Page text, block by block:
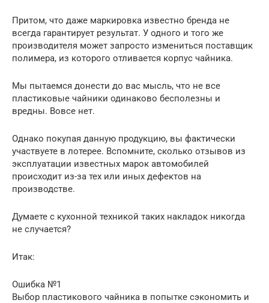
Притом, что даже маркировка известно бренда не
всегда гарантирует результат. У одного и того же
производителя может запросто измениться поставщик
полимера, из которого отливается корпус чайника.
Мы пытаемся донести до вас мысль, что не все
пластиковые чайники одинаково бесполезны и
вредны. Вовсе нет.
Однако покупая данную продукцию, вы фактически
участвуете в лотерее. Вспомните, сколько отзывов из
эксплуатации известных марок автомобилей
происходит из-за тех или иных дефектов на
производстве.
Думаете с кухонной техникой таких накладок никогда
не случается?
Итак:
Ошибка №1
Выбор пластикового чайника в попытке сэкономить и